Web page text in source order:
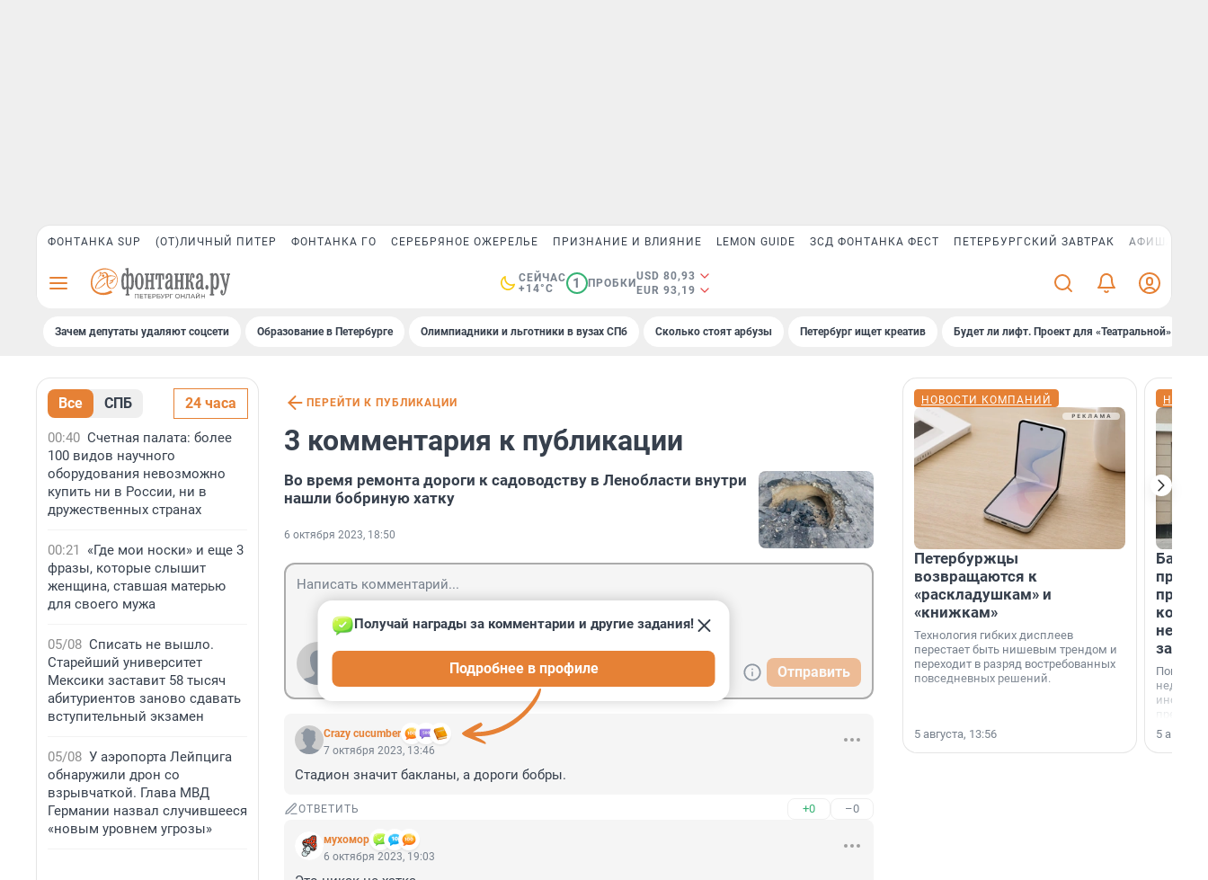
ФОНТАНКА SUP (ОТ)ЛИЧНЫЙ ПИТЕР ФОНТАНКА ГО СЕРЕБРЯНОЕ ОЖЕРЕЛЬЕ ПРИЗНАНИЕ И ВЛИЯНИЕ LEMON GUIDE ЗСД ФОНТАНКА ФЕСТ ПЕТЕРБУРГСКИЙ ЗАВТРАК АФИША PLUS
СЕЙЧАС
+14°C
1 ПРОБКИ
USD 80,93
EUR 93,19
Зачем депутаты удаляют соцсети Образование в Петербурге Олимпиадники и льготники в вузах СПб Сколько стоят арбузы Петербург ищет креатив Будет ли лифт. Проект для «Театральной»
Все СПБ 24 часа
00:40 Счетная палата: более
100 видов научного
оборудования невозможно
купить ни в России, ни в
дружественных странах
00:21
«Где мои носки» и еще 3
фразы, которые слышит
женщина, ставшая матерью
для своего мужа
05/08 Списать не вышло.
Старейший университет
Мексики заставит 58 тысяч
абитуриентов заново сдавать
вступительный экзамен
05/08 У аэропорта Лейпцига
обнаружили дрон со
взрывчаткой. Глава МВД
Германии назвал случившееся
«новым уровнем угрозы»
ПЕРЕЙТИ К ПУБЛИКАЦИИ
3 комментария к публикации
Во время ремонта дороги к садоводству в Ленобласти внутри
нашли бобриную хатку
6 октября 2023, 18:50
Отправить
Crazy cucumber
Получай награды за комментарии и другие задания!
Подробнее в профиле
7 октября 2023, 13:46
Стадион значит бакланы, а дороги бобры.
ОТВЕТИТЬ +0 –0
мухомор
6 октября 2023, 19:03
НОВОСТИ КОМПАНИЙ
Петербуржцы
возвращаются к
«раскладушкам» и
«книжкам»
Технология гибких дисплеев
перестает быть нишевым трендом и
переходит в разряд востребованных
повседневных решений.
5 августа, 13:56
Банк
Покупка
офис,
успех
5